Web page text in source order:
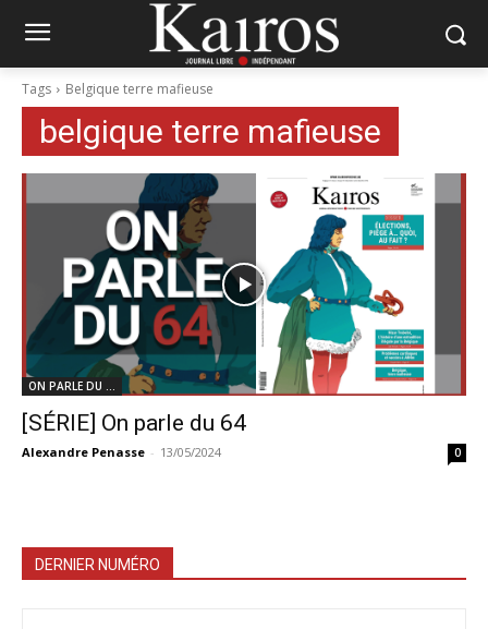
Tags Belgique terre mafieuse
belgique terre mafieuse
ON PARLE DU ...
[SÉRIE] On parle du 64
Alexandre Penasse - 13/05/2024 0
DERNIER NUMÉRO